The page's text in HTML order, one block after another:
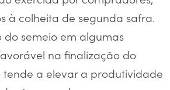
à colheita de segunda safra.
do semeio em algumas
na finalização do
tende a elevar a produtividade